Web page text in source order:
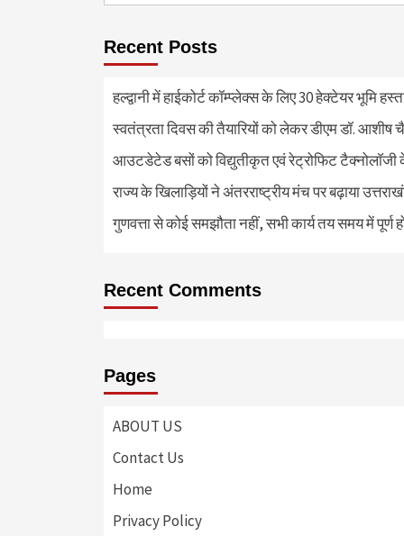
Recent Posts
हल्द्वानी में हाईकोर्ट कॉम्प्लेक्स के लिए 30 हेक्टेयर भूमि
स्वतंत्रता दिवस की तैयारियों को लेकर डीएम डॉ. आशीष
आउटडेटेड बसों को विद्युतीकृत एवं रेट्रोफिट टैक्नोलाॅजी
राज्य के खिलाड़ियों ने अंतरराष्ट्रीय मंच पर बढ़ाया
गुणवत्ता से कोई समझौता नहीं, सभी कार्य तय समय में पूर्ण
Recent Comments
Pages
ABOUT US
Contact Us
Home
Privacy Policy